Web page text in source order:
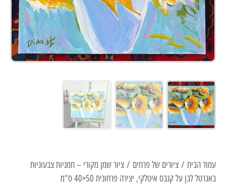
עמוד הבית / ציורים של פרחים / ציור שמן מקורי – חמניות צבעוניות
באגרטל לבן על קנבס איטלקי, יצירה פרחונית 50×40 ס"מ